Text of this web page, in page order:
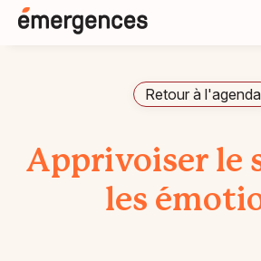
Retour à l'agenda
Apprivoiser le
les